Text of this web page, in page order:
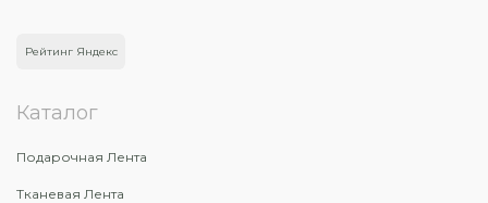
Рейтинг Яндекс
Каталог
Подарочная Лента
Тканевая Лента